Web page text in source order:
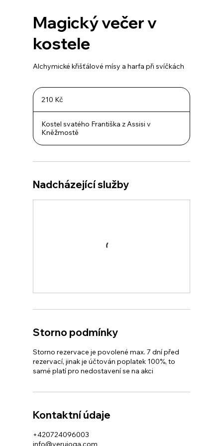
Magický večer v
kostele
Alchymické křišťálové mísy a harfa při svíčkách
210
českých
korun210 Kč
Kostel svatého Františka z Assisi v
Kněžmostě
Nadcházející služby
Storno podmínky
Storno rezervace je povolené max. 7 dní před
rezervací, jinak je účtován poplatek 100%, to
samé platí pro nedostavení se na akci
Kontaktní údaje
+420724096003
info@verujoga.com